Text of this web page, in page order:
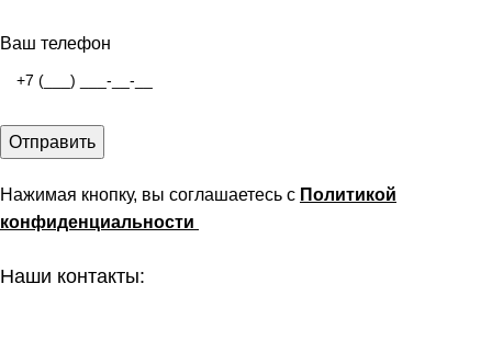
Ваш телефон
Нажимая кнопку, вы соглашаетесь с Политикой
конфиденциальности
Наши контакты: